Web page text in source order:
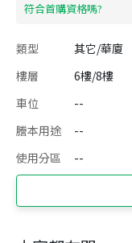
​符合首購資格嗎?
類型 其它/華廈
樓層
6樓/8樓
車位
--
謄本用途
--
使用分區
--